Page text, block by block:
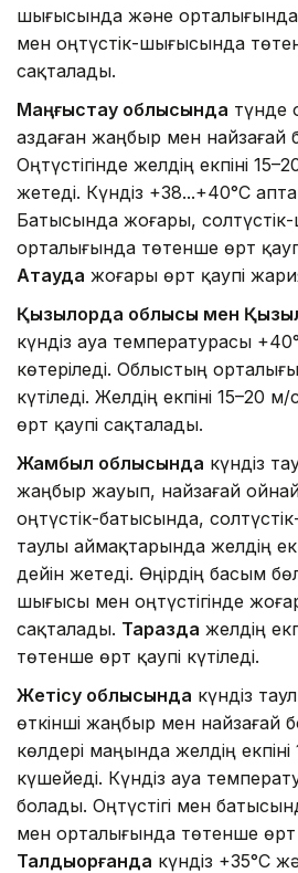
шығысында және орталығында
мен оңтүстік-шығысында
сақталады.
Маңғыстау облысында түнде
аздаған жаңбыр мен найзағай
Оңтүстігінде желдің екпіні
жетеді. Күндіз +38...+40°C
Батысында жоғары,
орталығында төтенше өрт
Ақтауда жоғары өрт қаупі
Қызылорда облысы мен
күндіз ауа температурасы
көтеріледі. Облыстың
күтіледі. Желдің екпіні 15–20
өрт қаупі сақталады.
Жамбыл облысында күндіз
жаңбыр жауып, найзағай
оңтүстік-батысында,
таулы аймақтарында желдің
дейін жетеді. Өңірдің басым
шығысы мен оңтүстігінде
сақталады. Таразда желдің
төтенше өрт қаупі күтіледі.
Жетісу облысында күндіз
өткінші жаңбыр мен найзағай
көлдері маңында желдің
күшейеді. Күндіз ауа
болады. Оңтүстігі мен
мен орталығында төтенше өрт
Талдықорғанда күндіз +35°C